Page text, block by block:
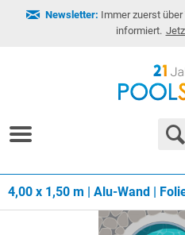
Newsletter: Immer zuerst
informiert.
4,00 x 1,50 m | Alu-Wand |